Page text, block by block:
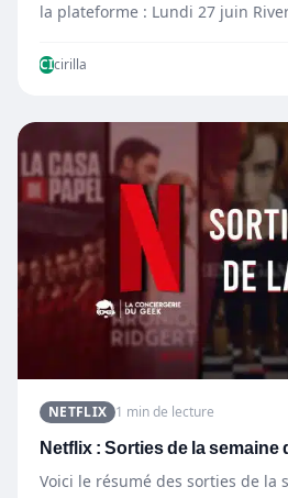
la plateforme : Lundi 27 juin
CIcirilla
NETFLIX 1 min de lecture
Netflix : Sorties de la semaine
Voici le résumé des sorties de la